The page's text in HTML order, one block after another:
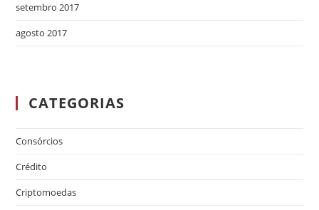
setembro 2017
agosto 2017
CATEGORIAS
Consórcios
Crédito
Criptomoedas